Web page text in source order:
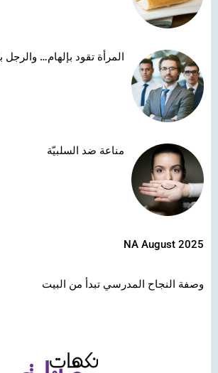
المرأة تقود بإلهام… والرجل
مناعة ضد السلبيّة
NA August 2025
وصفة النجاح المدرسي تبدأ من البيت